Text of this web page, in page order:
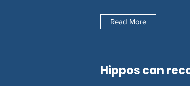
Read More
Hippos can